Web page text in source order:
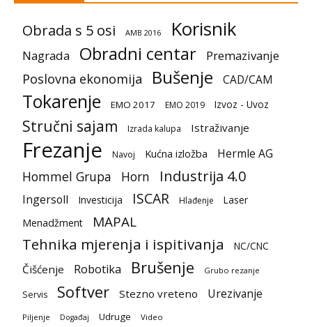
Obrada s 5 osi AMB 2016 Korisnik
Nagrada Obradni centar Premazivanje
Poslovna ekonomija Bušenje CAD/CAM
Tokarenje EMO 2017 EMO 2019 Izvoz - Uvoz
Stručni sajam Izrada kalupa Istraživanje
Frezanje Navoj Kućna izložba Hermle AG
Hommel Grupa Horn Industrija 4.0
Ingersoll Investicija ISCAR Hlađenje
Laser
Menadžment
MAPAL
Tehnika mjerenja i ispitivanja NC/CNC
Čišćenje Robotika Brušenje Grubo rezanje
Servis Softver Stezno vreteno Urezivanje
Piljenje Događaj Udruge Video